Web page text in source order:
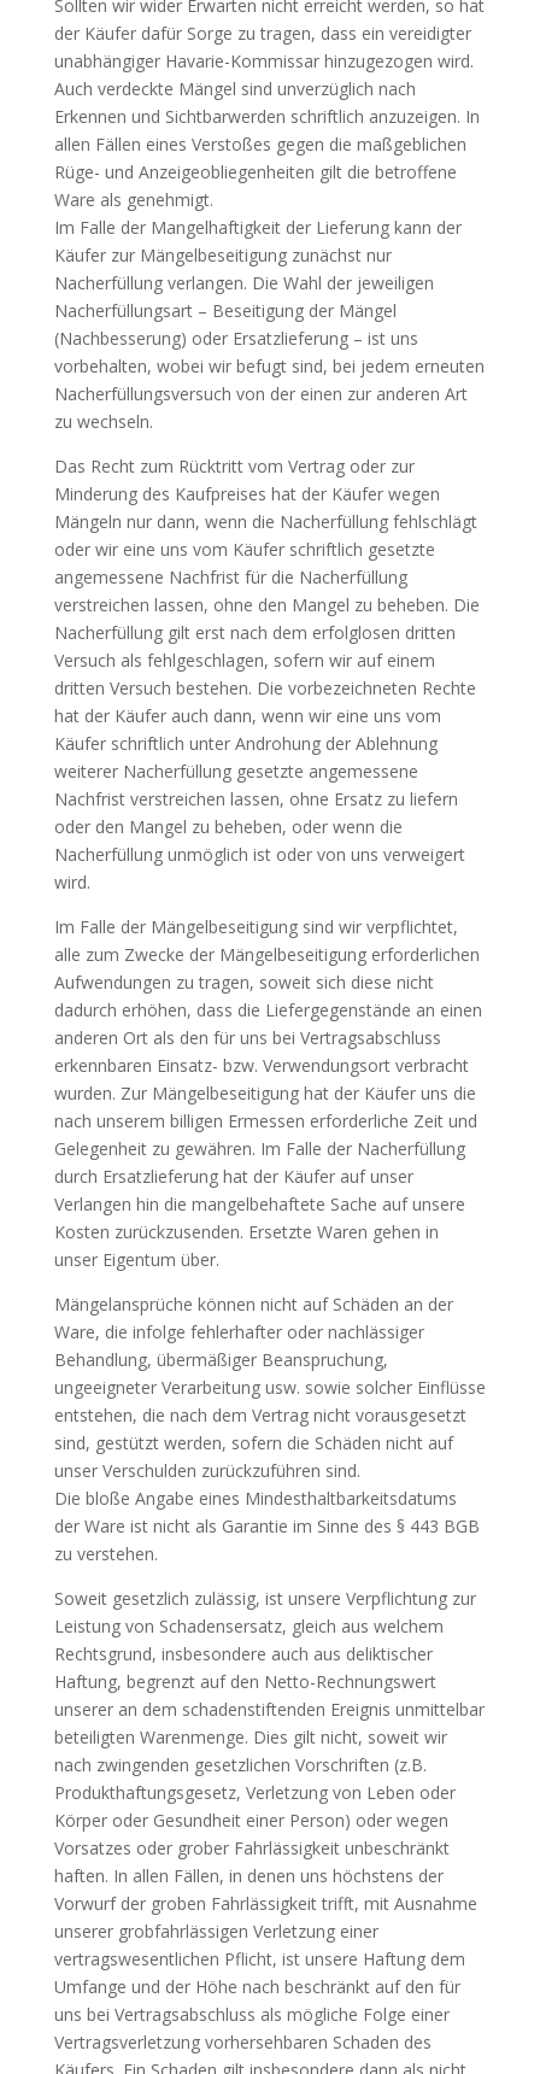
Sollten wir wider Erwarten nicht erreicht werden, so hat
der Käufer dafür Sorge zu tragen, dass ein vereidigter
unabhängiger Havarie-Kommissar hinzugezogen wird.
Auch verdeckte Mängel sind unverzüglich nach
Erkennen und Sichtbarwerden schriftlich anzuzeigen. In
allen Fällen eines Verstoßes gegen die maßgeblichen
Rüge- und Anzeigeobliegenheiten gilt die betroffene
Ware als genehmigt.
Im Falle der Mangelhaftigkeit der Lieferung kann der
Käufer zur Mängelbeseitigung zunächst nur
Nacherfüllung verlangen. Die Wahl der jeweiligen
Nacherfüllungsart – Beseitigung der Mängel
(Nachbesserung) oder Ersatzlieferung – ist uns
vorbehalten, wobei wir befugt sind, bei jedem erneuten
Nacherfüllungsversuch von der einen zur anderen Art
zu wechseln.
Das Recht zum Rücktritt vom Vertrag oder zur
Minderung des Kaufpreises hat der Käufer wegen
Mängeln nur dann, wenn die Nacherfüllung fehlschlägt
oder wir eine uns vom Käufer schriftlich gesetzte
angemessene Nachfrist für die Nacherfüllung
verstreichen lassen, ohne den Mangel zu beheben. Die
Nacherfüllung gilt erst nach dem erfolglosen dritten
Versuch als fehlgeschlagen, sofern wir auf einem
dritten Versuch bestehen. Die vorbezeichneten Rechte
hat der Käufer auch dann, wenn wir eine uns vom
Käufer schriftlich unter Androhung der Ablehnung
weiterer Nacherfüllung gesetzte angemessene
Nachfrist verstreichen lassen, ohne Ersatz zu liefern
oder den Mangel zu beheben, oder wenn die
Nacherfüllung unmöglich ist oder von uns verweigert
wird.
Im Falle der Mängelbeseitigung sind wir verpflichtet,
alle zum Zwecke der Mängelbeseitigung erforderlichen
Aufwendungen zu tragen, soweit sich diese nicht
dadurch erhöhen, dass die Liefergegenstände an einen
anderen Ort als den für uns bei Vertragsabschluss
erkennbaren Einsatz- bzw. Verwendungsort verbracht
wurden. Zur Mängelbeseitigung hat der Käufer uns die
nach unserem billigen Ermessen erforderliche Zeit und
Gelegenheit zu gewähren. Im Falle der Nacherfüllung
durch Ersatzlieferung hat der Käufer auf unser
Verlangen hin die mangelbehaftete Sache auf unsere
Kosten zurückzusenden. Ersetzte Waren gehen in
unser Eigentum über.
Mängelansprüche können nicht auf Schäden an der
Ware, die infolge fehlerhafter oder nachlässiger
Behandlung, übermäßiger Beanspruchung,
ungeeigneter Verarbeitung usw. sowie solcher Einflüsse
entstehen, die nach dem Vertrag nicht vorausgesetzt
sind, gestützt werden, sofern die Schäden nicht auf
unser Verschulden zurückzuführen sind.
Die bloße Angabe eines Mindesthaltbarkeitsdatums
der Ware ist nicht als Garantie im Sinne des § 443 BGB
zu verstehen.
Soweit gesetzlich zulässig, ist unsere Verpflichtung zur
Leistung von Schadensersatz, gleich aus welchem
Rechtsgrund, insbesondere auch aus deliktischer
Haftung, begrenzt auf den Netto-Rechnungswert
unserer an dem schadenstiftenden Ereignis unmittelbar
beteiligten Warenmenge. Dies gilt nicht, soweit wir
nach zwingenden gesetzlichen Vorschriften (z.B.
Produkthaftungsgesetz, Verletzung von Leben oder
Körper oder Gesundheit einer Person) oder wegen
Vorsatzes oder grober Fahrlässigkeit unbeschränkt
haften. In allen Fällen, in denen uns höchstens der
Vorwurf der groben Fahrlässigkeit trifft, mit Ausnahme
unserer grobfahrlässigen Verletzung einer
vertragswesentlichen Pflicht, ist unsere Haftung dem
Umfange und der Höhe nach beschränkt auf den für
uns bei Vertragsabschluss als mögliche Folge einer
Vertragsverletzung vorhersehbaren Schaden des